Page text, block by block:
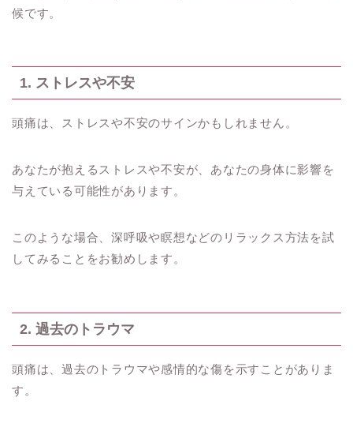
候です。
1. ストレスや不安
頭痛は、ストレスや不安のサインかもしれません。
あなたが抱えるストレスや不安が、あなたの身体に影響を
与えている可能性があります。
このような場合、深呼吸や瞑想などのリラックス方法を試
してみることをお勧めします。
2. 過去のトラウマ
頭痛は、過去のトラウマや感情的な傷を示すことがありま
す。